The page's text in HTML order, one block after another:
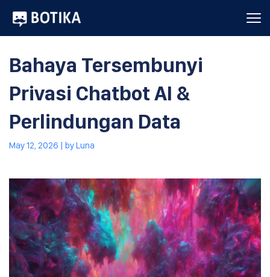
Bahaya Tersembunyi
Privasi Chatbot AI &
Perlindungan Data
May 12, 2026 | byLuna